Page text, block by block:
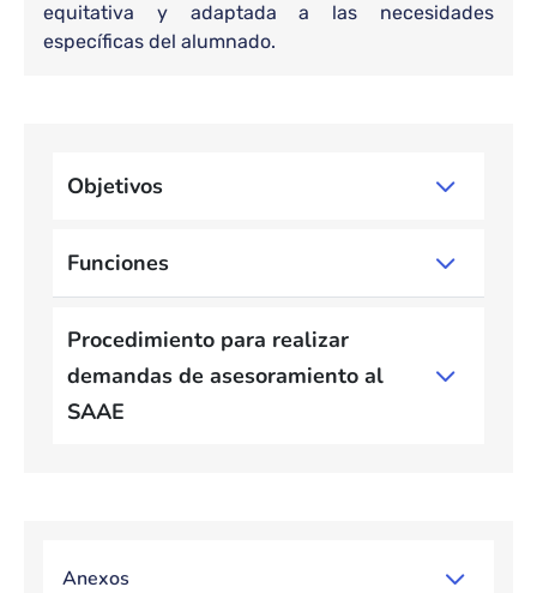
equitativa y adaptada a las necesidades
específicas del alumnado.
Objetivos
Funciones
Procedimiento para realizar
demandas de asesoramiento al
SAAE
Anexos